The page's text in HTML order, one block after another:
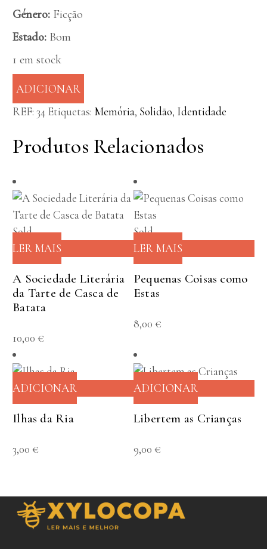
Género: Ficção
Estado: Bom
1 em stock
ADICIONAR
REF:34 Etiquetas: Memória, Solidão, Identidade
Produtos Relacionados
Sold
LER MAIS
A Sociedade Literária
da Tarte de Casca de
Batata
10,00 €
Sold
LER MAIS
Pequenas Coisas como
Estas
8,00 €
ADICIONAR
Ilhas da Ria
3,00 €
ADICIONAR
Libertem as Crianças
9,00 €